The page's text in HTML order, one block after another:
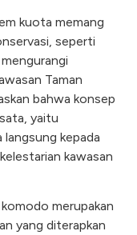
kuota memang
seperti
Taman
bahwa konsep
yaitu
kepada
kawasan
merupakan
yang diterapkan